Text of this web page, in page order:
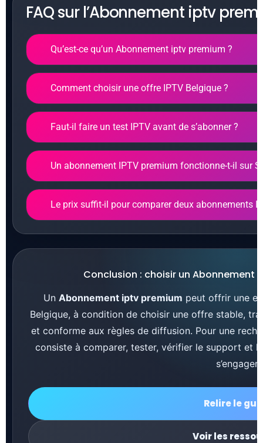
FAQ sur l’Abonnement iptv
Qu’est-ce qu’un Abonnement iptv premium ?
C’est une offre IPTV orientée qualité, stabilité,
permettre une utilisation fluide sur différents
expérience plus fiable qu’une offre basique.
Comment choisir une offre IPTV Belgique ?
Pour choisir une offre IPTV Belgique, vérifiez la
la compatibilité avec votre appareil, la
transparence des conditions.
Faut-il faire un test IPTV avant de s’abonner ?
Oui. Un test IPTV permet de vérifier la fluidité, le
d’image, le guide TV et la compatibilité avec
ordinateur.
Un abonnement IPTV premium fonctionne-t-il sur
La plupart des offres sérieuses indiquent les
vérifiez si votre Smart TV, application IPTV ou
Le prix suffit-il pour comparer deux abonnements
Conclusion : choisir un Abonnement
Un Abonnement iptv premium peut offrir une
Belgique, à condition de choisir une offre stable,
et conforme aux règles de diffusion. Pour une
consiste à comparer, tester, vérifier le support et
s’engager.
Relire le
Voir les